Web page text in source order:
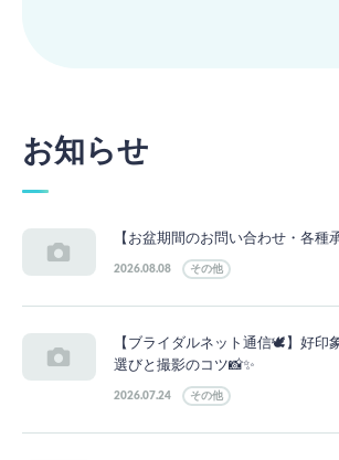
お知らせ
【お盆期間のお問い合わせ・各種
2026.08.08 その他
【ブライダルネット通信🕊】好印
選びと撮影のコツ📸✨
2026.07.24 その他